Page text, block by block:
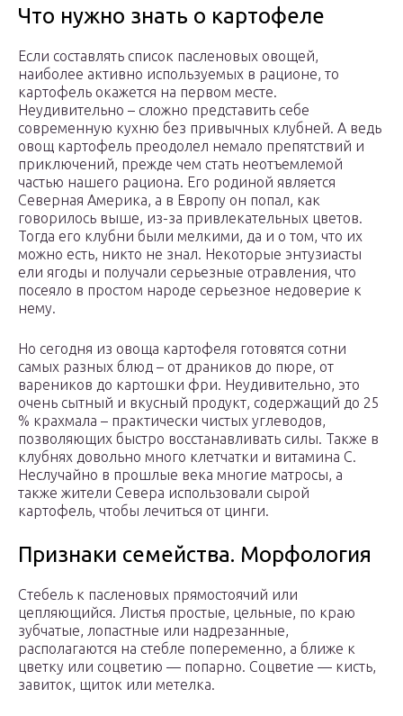
Что нужно знать о картофеле
Если составлять список пасленовых овощей,
наиболее активно используемых в рационе, то
картофель окажется на первом месте.
Неудивительно – сложно представить себе
современную кухню без привычных клубней. А ведь
овощ картофель преодолел немало препятствий и
приключений, прежде чем стать неотъемлемой
частью нашего рациона. Его родиной является
Северная Америка, а в Европу он попал, как
говорилось выше, из-за привлекательных цветов.
Тогда его клубни были мелкими, да и о том, что их
можно есть, никто не знал. Некоторые энтузиасты
ели ягоды и получали серьезные отравления, что
посеяло в простом народе серьезное недоверие к
нему.
Но сегодня из овоща картофеля готовятся сотни
самых разных блюд – от драников до пюре, от
вареников до картошки фри. Неудивительно, это
очень сытный и вкусный продукт, содержащий до 25
% крахмала – практически чистых углеводов,
позволяющих быстро восстанавливать силы. Также в
клубнях довольно много клетчатки и витамина С.
Неслучайно в прошлые века многие матросы, а
также жители Севера использовали сырой
картофель, чтобы лечиться от цинги.
Признаки семейства. Морфология
Стебель к пасленовых прямостоячий или
цепляющийся. Листья простые, цельные, по краю
зубчатые, лопастные или надрезанные,
располагаются на стебле попеременно, а ближе к
цветку или соцветию — попарно. Соцветие — кисть,
завиток, щиток или метелка.